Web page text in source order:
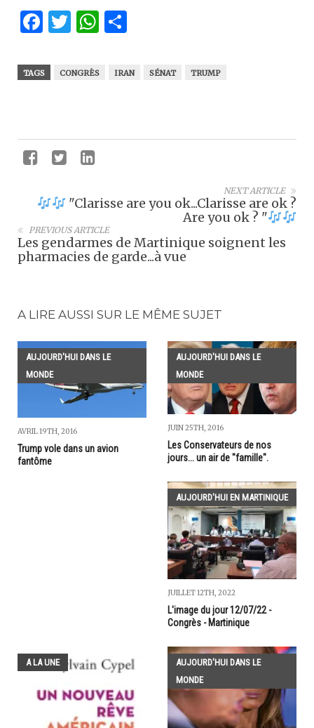
Facebook
Twitter
WhatsApp
TAGS CONGRÈS IRAN SÉNAT TRUMP
NEXT ARTICLE
"Clarisse are you ok...Clarisse are ok ?
Are you ok ? "
PREVIOUS ARTICLE
Les gendarmes de Martinique soignent les
pharmacies de garde...à vue
A LIRE AUSSI SUR LE MÊME SUJET
AUJOURD'HUI DANS LE
MONDE
AVRIL 19TH, 2016
Trump vole dans un avion
fantôme
AUJOURD'HUI DANS LE
MONDE
JUIN 25TH, 2016
Les Conservateurs de nos
jours... un air de "famille".
AUJOURD'HUI EN MARTINIQUE
JUILLET 12TH, 2022
L'image du jour 12/07/22 -
Congrès - Martinique
A LA UNE
AUJOURD'HUI DANS LE
MONDE